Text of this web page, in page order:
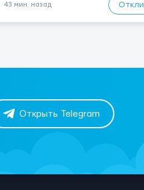
43 мин. назад
Открыть Telegram